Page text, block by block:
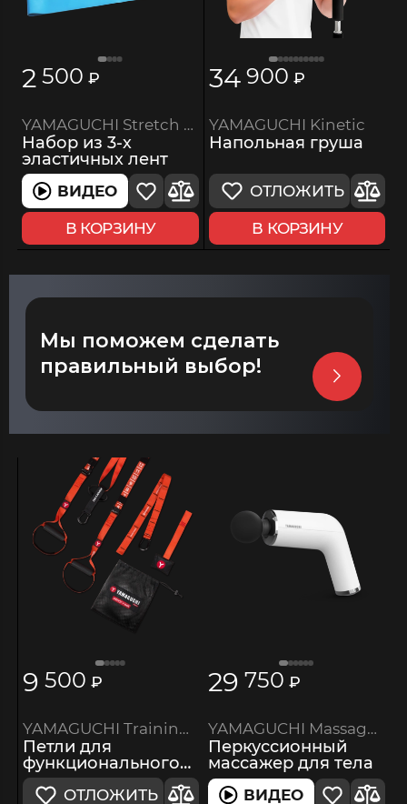
2 500 ₽
YAMAGUCHI Stretch FIT
Набор из 3-х
эластичных лент
ВИДЕО
В КОРЗИНУ
34 900 ₽
YAMAGUCHI Kinetic
Напольная груша
ОТЛОЖИТЬ
В КОРЗИНУ
Мы поможем сделать
правильный выбор!
9 500 ₽
YAMAGUCHI Training System
Петли для
функционального
тренинга
ОТЛОЖИТЬ
29 750 ₽
YAMAGUCHI Massage Gun PRO
Перкуссионный
массажер для тела
ВИДЕО